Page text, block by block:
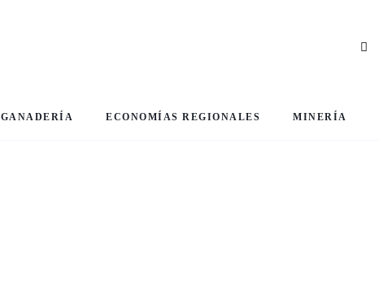
GANADERÍA ECONOMÍAS REGIONALES MINERÍA